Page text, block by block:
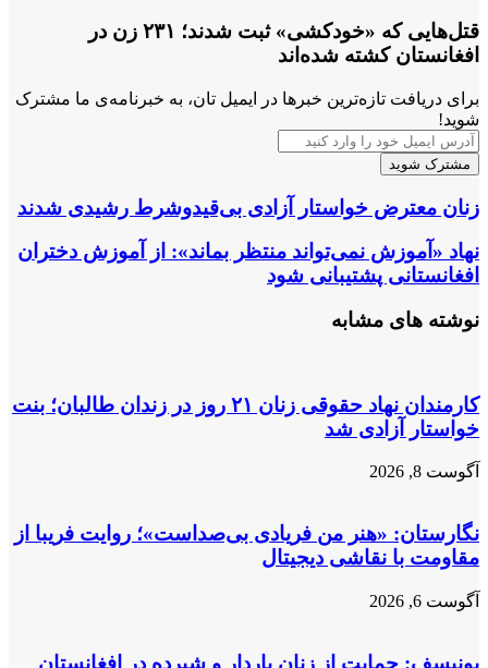
قتل‌هایی که «خودکشی» ثبت شدند؛ ۲۳۱ زن در
افغانستان کشته شده‌اند
برای دریافت تازه‌ترین خبرها در ایمیل تان، به خبرنامه‌ی ما مشترک
شوید!
آدرس
ایمیل
خود
را
وارد
کنید
زنان
معترض
خواستار
آزادی
بی‌قیدوشرط
شدند
زنان معترض خواستار آزادی بی‌قیدوشرط رشیدی شدند
نهاد
«آموزش
منتظر
بماند»:
دختران
افغانستانی
پشتیبانی
شود
نهاد «آموزش نمی‌تواند منتظر بماند»: از آموزش دختران
افغانستانی پشتیبانی شود
نوشته های مشابه
کارمندان نهاد حقوقی زنان ۲۱ روز در زندان طالبان؛ بنت
خواستار آزادی شد
آگوست 8, 2026
نگارستان: «هنر من فریادی بی‌صداست»؛ روایت فریبا از
مقاومت با نقاشی دیجیتال
آگوست 6, 2026
یونیسف: حمایت از زنان باردار و شیرده در افغانستان